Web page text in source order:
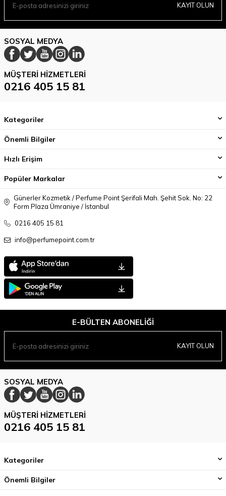
KAYIT OLUN
SOSYAL MEDYA
MÜŞTERI HIZMETLERI
0216 405 15 81
Kategoriler
Önemli Bilgiler
Hızlı Erişim
Popüler Markalar
Günerler Kozmetik / Perfume Point Şerifali Mah. Şehit Sok. No: 22
Form Plaza Ümraniye / İstanbul
0216 405 15 81
info@perfumepoint.com.tr
E-BÜLTEN ABONELIĞI
KAYIT OLUN
SOSYAL MEDYA
MÜŞTERI HIZMETLERI
0216 405 15 81
Kategoriler
Önemli Bilgiler